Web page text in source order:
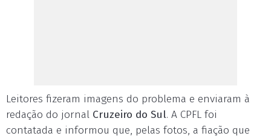
Leitores fizeram imagens do problema e enviaram à
redação do jornal Cruzeiro do Sul. A CPFL foi
contatada e informou que, pelas fotos, a fiação que